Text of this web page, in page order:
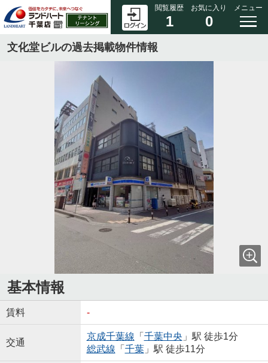
閲覧履歴
1
お気に入り
0
メニュー
文化堂ビルの過去掲載物件情報
基本情報
賃料 -
交通
京成千葉線 「 千葉中央 」駅 徒歩1分
総武線 「 千葉」駅 徒歩11分